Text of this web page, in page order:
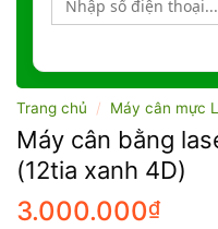
Trang chủ / Máy cân mực
Máy cân bằng
(12tia xanh 4D)
3.000.000₫